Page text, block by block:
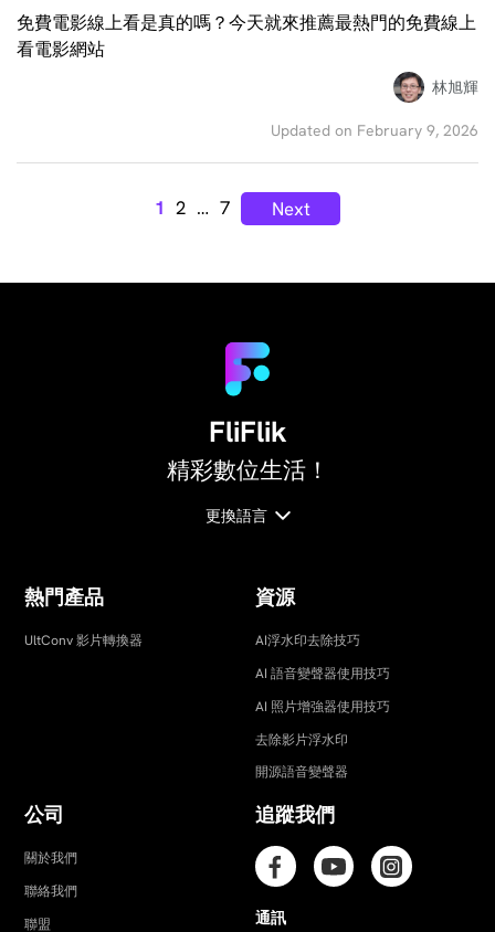
免費電影線上看是真的嗎？今天就來推薦最熱門的免費線上
看電影網站
林旭輝
Updated on February 9, 2026
1 2 … 7 Next
FliFlik
精彩數位生活！
更換語言
熱門產品
UltConv 影片轉換器
資源
AI浮水印去除技巧
AI 語音變聲器使用技巧
AI 照片增強器使用技巧
去除影片浮水印
開源語音變聲器
公司
關於我們
聯絡我們
聯盟
追蹤我們
通訊